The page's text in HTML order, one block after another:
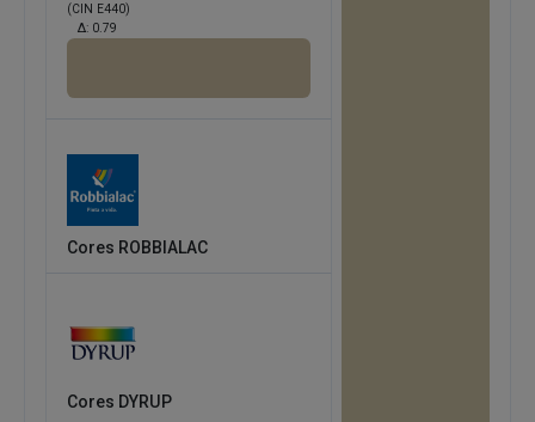
(CIN E440)
Δ: 0.79
Cores ROBBIALAC
Cores DYRUP